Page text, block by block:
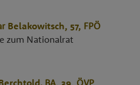
Belakowitsch, 57, FPÖ
zum Nationalrat
, BA, 39, ÖVP